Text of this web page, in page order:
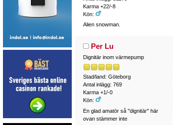
Karma +22/-8
Kön:
Alien snowman.
Per Lu
Dignitär inom värmepump
Stad/land: Göteborg
Antal inlägg: 769
Karma +1/-0
Kön:
En glad amatör så "dignitär" här
ovan stämmer inte